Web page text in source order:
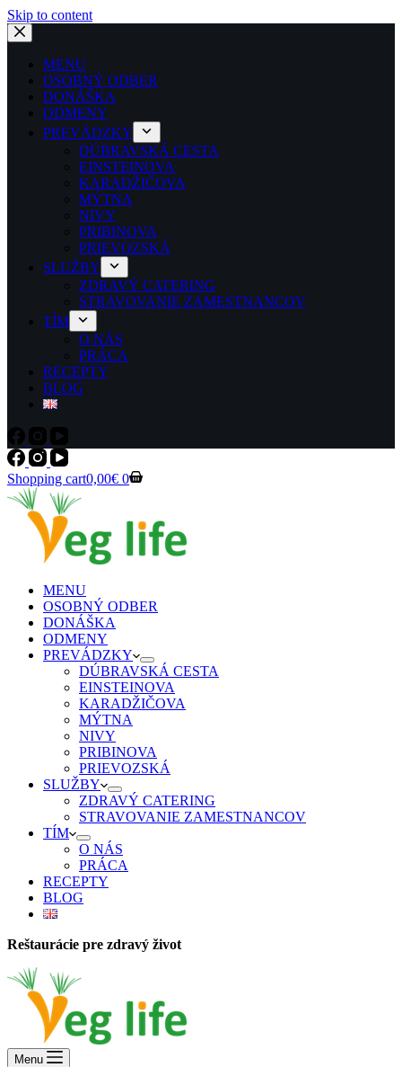
Skip to content
MENU
OSOBNÝ ODBER
DONÁŠKA
ODMENY
PREVÁDZKY
DÚBRAVSKÁ CESTA
EINSTEINOVA
KARADŽIČOVA
MÝTNA
NIVY
PRIBINOVA
PRIEVOZSKÁ
SLUŽBY
ZDRAVÝ CATERING
STRAVOVANIE ZAMESTNANCOV
TÍM
O NÁS
PRÁCA
RECEPTY
BLOG
Shopping cart0,00€ 0
MENU
OSOBNÝ ODBER
DONÁŠKA
ODMENY
PREVÁDZKY
DÚBRAVSKÁ CESTA
EINSTEINOVA
KARADŽIČOVA
MÝTNA
NIVY
PRIBINOVA
PRIEVOZSKÁ
SLUŽBY
ZDRAVÝ CATERING
STRAVOVANIE ZAMESTNANCOV
TÍM
O NÁS
PRÁCA
RECEPTY
BLOG
Reštaurácie pre zdravý život
Menu